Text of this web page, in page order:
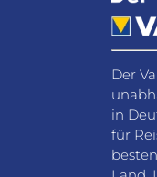
Der
in
für